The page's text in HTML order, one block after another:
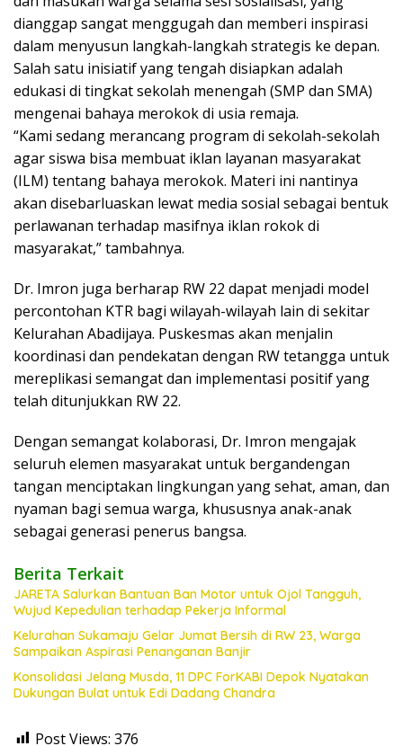
dianggap sangat menggugah dan memberi inspirasi
dalam menyusun langkah-langkah strategis ke depan.
Salah satu inisiatif yang tengah disiapkan adalah
edukasi di tingkat sekolah menengah (SMP dan SMA)
mengenai bahaya merokok di usia remaja.
“Kami sedang merancang program di sekolah-sekolah
agar siswa bisa membuat iklan layanan masyarakat
(ILM) tentang bahaya merokok. Materi ini nantinya
akan disebarluaskan lewat media sosial sebagai bentuk
perlawanan terhadap masifnya iklan rokok di
masyarakat,” tambahnya.
Dr. Imron juga berharap RW 22 dapat menjadi model
percontohan KTR bagi wilayah-wilayah lain di sekitar
Kelurahan Abadijaya. Puskesmas akan menjalin
koordinasi dan pendekatan dengan RW tetangga untuk
mereplikasi semangat dan implementasi positif yang
telah ditunjukkan RW 22.
Dengan semangat kolaborasi, Dr. Imron mengajak
seluruh elemen masyarakat untuk bergandengan
tangan menciptakan lingkungan yang sehat, aman, dan
nyaman bagi semua warga, khususnya anak-anak
sebagai generasi penerus bangsa.
Berita Terkait
JARETA Salurkan Bantuan Ban Motor untuk Ojol Tangguh,
Wujud Kepedulian terhadap Pekerja Informal
Kelurahan Sukamaju Gelar Jumat Bersih di RW 23, Warga
Sampaikan Aspirasi Penanganan Banjir
Konsolidasi Jelang Musda, 11 DPC ForKABI Depok Nyatakan
Dukungan Bulat untuk Edi Dadang Chandra
Post Views: 376